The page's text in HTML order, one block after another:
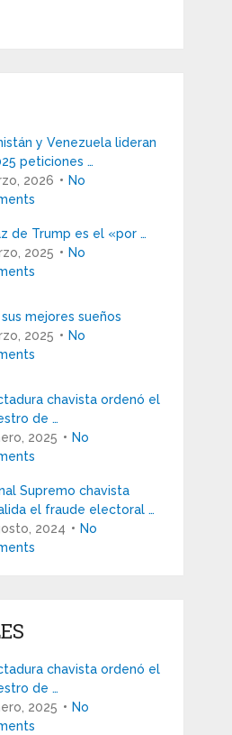
y Venezuela lideran
peticiones …
2026
No
de Trump es el «por …
2025
No
sus mejores sueños
2025
No
chavista ordenó el
de …
2025
No
Supremo chavista
el fraude electoral …
2024
No
chavista ordenó el
de …
2025
No